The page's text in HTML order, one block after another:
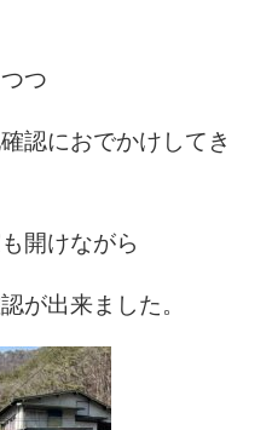
つ
認におでかけしてき
開けながら
が出来ました。